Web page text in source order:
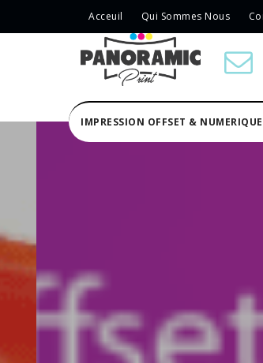
Acceuil Qui Sommes Nous
IMPRESSION OFFSET & NUMERIQUE